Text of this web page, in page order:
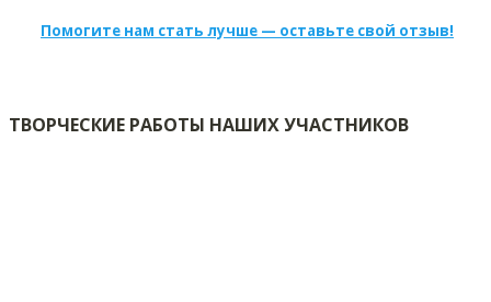
Помогите нам стать лучше — оставьте свой отзыв!
ТВОРЧЕСКИЕ РАБОТЫ НАШИХ УЧАСТНИКОВ